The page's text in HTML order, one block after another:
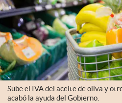
Sube el IVA del aceite de oliva y
acabó la ayuda del Gobierno.